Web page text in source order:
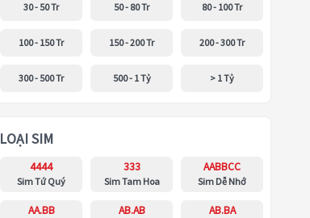
30 - 50 Tr 50 - 80 Tr 80 - 100 Tr
100 - 150 Tr 150 - 200 Tr 200 - 300 Tr
300 - 500 Tr 500 - 1 Tỷ > 1 Tỷ
LOẠI SIM
4444
Sim Tứ Quý
333
Sim Tam Hoa
AABBCC
Sim Dễ Nhớ
AA.BB AB.AB AB.BA